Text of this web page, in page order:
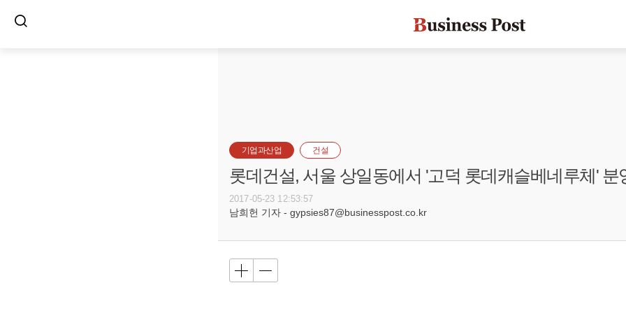
기업과산업 건설
롯데건설, 서울 상일동에서 '고덕 롯데캐슬베네루체' 분
2017-05-23 12:53:57
남희헌 기자 - gypsies87@businesspost.co.kr